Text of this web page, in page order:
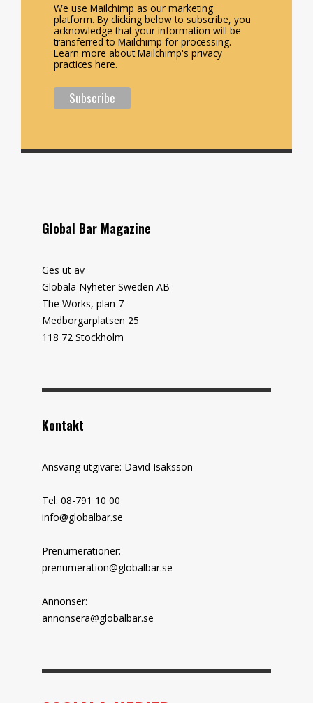
We use Mailchimp as our marketing
platform. By clicking below to subscribe, you
acknowledge that your information will be
transferred to Mailchimp for processing.
Learn more about Mailchimp's privacy
practices here.
Global Bar Magazine
Ges ut av
Globala Nyheter Sweden AB
The Works, plan 7
Medborgarplatsen 25
118 72 Stockholm
Kontakt
Ansvarig utgivare: David Isaksson
Tel: 08-791 10 00
info@globalbar.se
Prenumerationer:
prenumeration@globalbar.se
Annonser:
annonsera@globalbar.se